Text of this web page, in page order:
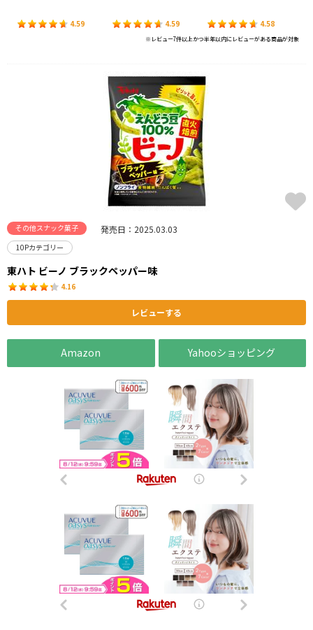
4.59 4.59 4.58
※レビュー7件以上かつ半年以内にレビューがある商品が対象
その他スナック菓子 発売日：2025.03.03
10Pカテゴリー
東ハト ビーノ ブラックペッパー味
4.16
レビューする
Amazon Yahooショッピング